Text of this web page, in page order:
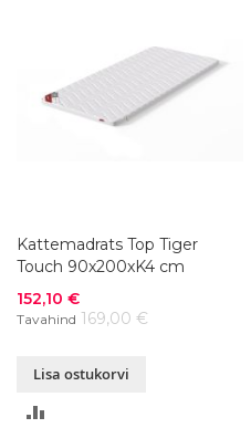
Kattemadrats Top Tiger
Touch 90x200xK4 cm
Soodushind
152,10 €
Tavahind 169,00 €
Lisa ostukorvi